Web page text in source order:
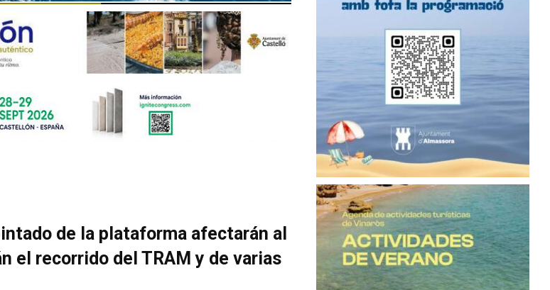
de la plataforma afectarán al
el recorrido del TRAM y de varias